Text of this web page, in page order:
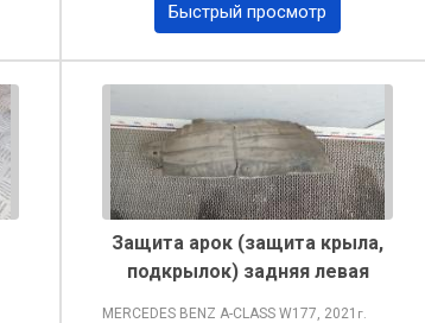
Быстрый просмотр
Защита арок (защита крыла,
подкрылок) задняя левая
MERCEDES BENZ A-CLASS W177, 2021 г.